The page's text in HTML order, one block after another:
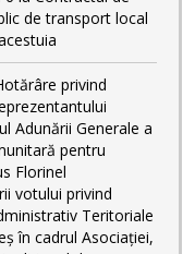
de transport local
privind
Adunării Generale a
pentru
Florinel
votului privind
Teritoriale
în cadrul Asociației,